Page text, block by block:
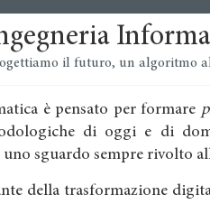
il futuro, un algoritmo
è pensato per formare
di oggi e di
sguardo sempre rivolto
della trasformazione